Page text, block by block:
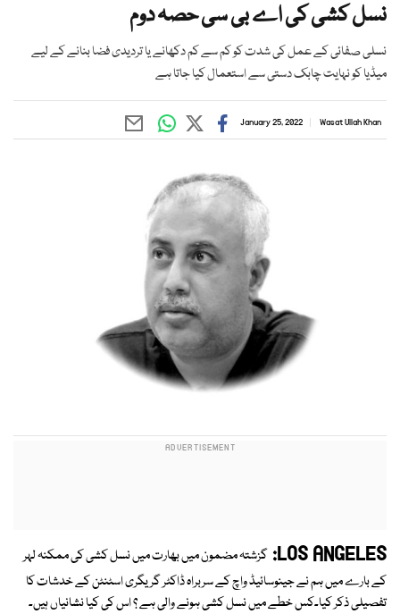
نسل کشی کی اے بی سی حصہ دوم
نسلی صفائی کے عمل کی شدت کو کم سے کم دکھانے یا تردیدی فضا بنانے کے لیے
میڈیا کو نہایت چابک دستی سے استعمال کیا جاتا ہے
Wasat Ullah Khan
January 25, 2022
LOS ANGELES: گزشتہ مضمون میں بھارت میں نسل کشی کی ممکنہ لہر
کے بارے میں ہم نے جینوسائیڈ واچ کے سربراہ ڈاکٹر گریگری اسٹنٹن کے خدشات کا
تفصیلی ذکر کیا۔کس خطے میں نسل کشی ہونے والی ہے ؟ اس کی کیا نشانیاں ہیں۔